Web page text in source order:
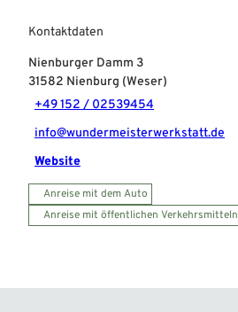
Kontaktdaten
Nienburger Damm 3
31582 Nienburg (Weser)
+49 152 / 02539454
info@wundermeisterwerkstatt.de
Website
Anreise mit dem Auto
Anreise mit öffentlichen Verkehrsmitteln